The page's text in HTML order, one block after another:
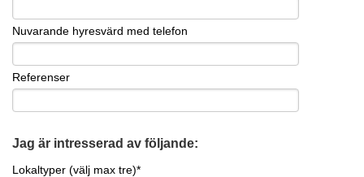
Nuvarande hyresvärd med telefon
Referenser
Jag är intresserad av följande:
Lokaltyper (välj max tre)*